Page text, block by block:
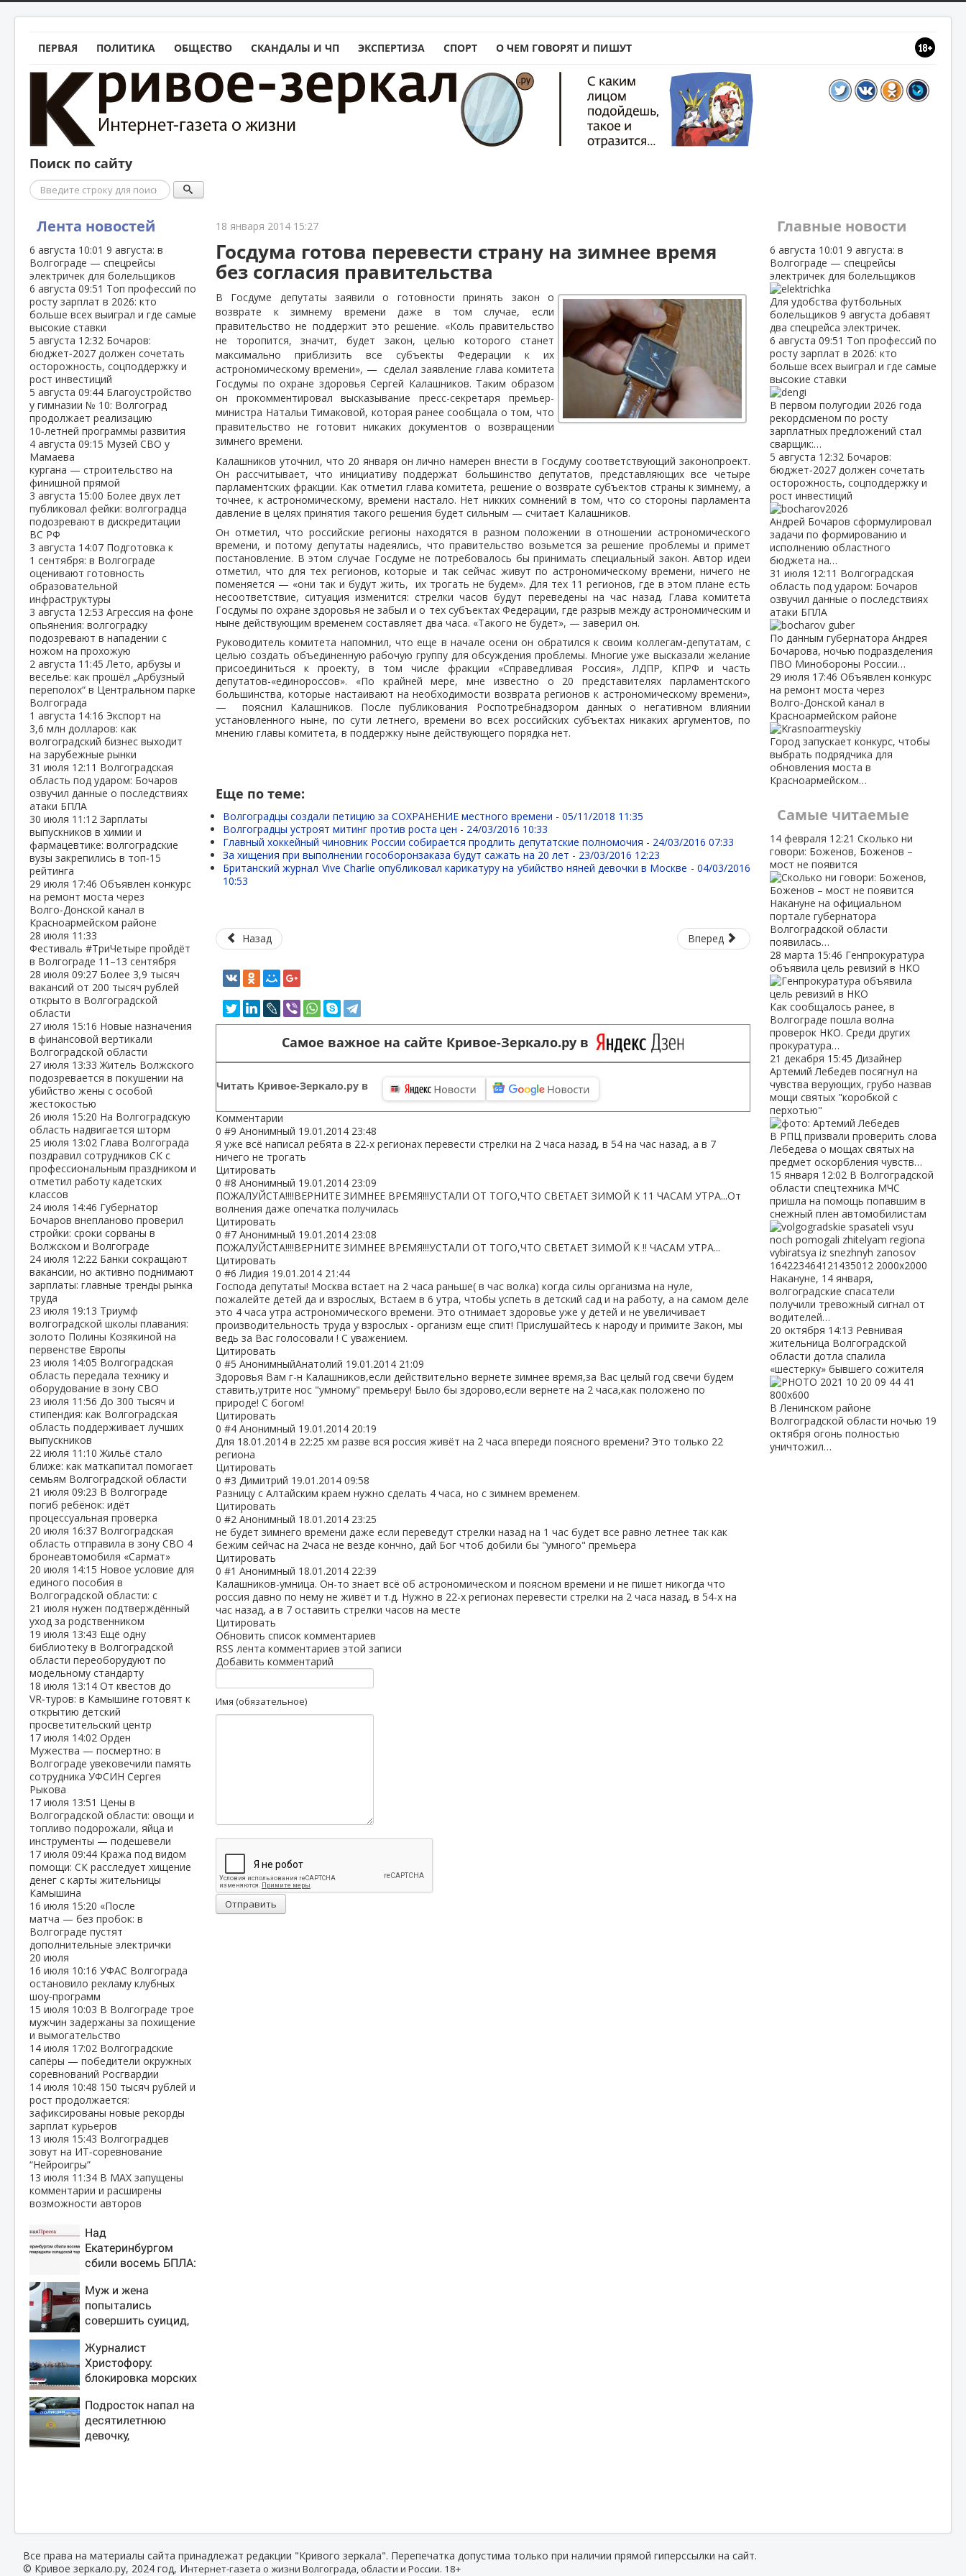
ПЕРВАЯ ПОЛИТИКА ОБЩЕСТВО СКАНДАЛЫ И ЧП ЭКСПЕРТИЗА СПОРТ О ЧЕМ ГОВОРЯТ И ПИШУТ
Поиск по сайту
Поиск
Лента новостей
6 августа 10:01 9 августа: в
Волгограде — спецрейсы
электричек для болельщиков
6 августа 09:51 Топ профессий по
росту зарплат в 2026: кто
больше всех выиграл и где самые
высокие ставки
5 августа 12:32 Бочаров:
бюджет‑2027 должен сочетать
осторожность, соцподдержку и
рост инвестиций
5 августа 09:44 Благоустройство
у гимназии № 10: Волгоград
продолжает реализацию
10‑летней программы развития
4 августа 09:15 Музей СВО у
Мамаева
кургана — строительство на
финишной прямой
3 августа 15:00 Более двух лет
публиковал фейки: волгоградца
подозревают в дискредитации
ВС РФ
3 августа 14:07 Подготовка к
1 сентября: в Волгограде
оценивают готовность
образовательной
инфраструктуры
3 августа 12:53 Агрессия на фоне
опьянения: волгоградку
подозревают в нападении с
ножом на прохожую
2 августа 11:45Лето, арбузы и
веселье: как прошёл „Арбузный
переполох“ в Центральном парке
Волгограда
1 августа 14:16 Экспорт на
3,6 млн долларов: как
волгоградский бизнес выходит
на зарубежные рынки
31 июля 12:11 Волгоградская
область под ударом: Бочаров
озвучил данные о последствиях
атаки БПЛА
30 июля 11:12 Зарплаты
выпускников в химии и
фармацевтике: волгоградские
вузы закрепились в топ‑15
рейтинга
29 июля 17:46 Объявлен конкурс
на ремонт моста через
Волго‑Донской канал в
Красноармейском районе
28 июля 11:33
Фестиваль #ТриЧетыре пройдёт
в Волгограде 11–13 сентября
28 июля 09:27 Более 3,9 тысяч
вакансий от 200 тысяч рублей
открыто в Волгоградской
области
27 июля 15:16 Новые назначения
в финансовой вертикали
Волгоградской области
27 июля 13:33Житель Волжского
подозревается в покушении на
убийство жены с особой
жестокостью
26 июля 15:20 На Волгоградскую
область надвигается шторм
25 июля 13:02 Глава Волгограда
поздравил сотрудников СК с
профессиональным праздником и
отметил работу кадетских
классов
24 июля 14:46 Губернатор
Бочаров внепланово проверил
стройки: сроки сорваны в
Волжском и Волгограде
24 июля 12:22 Банки сокращают
вакансии, но активно поднимают
зарплаты: главные тренды рынка
труда
23 июля 19:13 Триумф
волгоградской школы плавания:
золото Полины Козякиной на
первенстве Европы
23 июля 14:05 Волгоградская
область передала технику и
оборудование в зону СВО
23 июля 11:56 До 300 тысяч и
стипендия: как Волгоградская
область поддерживает лучших
выпускников
22 июля 11:10Жильё стало
ближе: как маткапитал помогает
семьям Волгоградской области
21 июля 09:23 В Волгограде
погиб ребёнок: идёт
процессуальная проверка
20 июля 16:37 Волгоградская
область отправила в зону СВО 4
бронеавтомобиля «Сармат»
20 июля 14:15 Новое условие для
единого пособия в
Волгоградской области: с
21 июля нужен подтверждённый
уход за родственником
19 июля 13:43 Ещё одну
библиотеку в Волгоградской
области переоборудуют по
модельному стандарту
18 июля 13:14 От квестов до
VR‑туров: в Камышине готовят к
открытию детский
просветительский центр
17 июля 14:02 Орден
Мужества — посмертно: в
Волгограде увековечили память
сотрудника УФСИН Сергея
Рыкова
17 июля 13:51 Цены в
Волгоградской области: овощи и
топливо подорожали, яйца и
инструменты — подешевели
17 июля 09:44 Кража под видом
помощи: СК расследует хищение
денег с карты жительницы
Камышина
16 июля 15:20 «После
матча — без пробок: в
Волгограде пустят
дополнительные электрички
20 июля
16 июля 10:16 УФАС Волгограда
остановило рекламу клубных
шоу‑программ
15 июля 10:03 В Волгограде трое
мужчин задержаны за похищение
и вымогательство
14 июля 17:02 Волгоградские
сапёры — победители окружных
соревнований Росгвардии
14 июля 10:48 150 тысяч рублей и
рост продолжается:
зафиксированы новые рекорды
зарплат курьеров
13 июля 15:43 Волгоградцев
зовут на ИТ‑соревнование
“Нейроигры”
13 июля 11:34 В МАХ запущены
комментарии и расширены
возможности авторов
Над
Екатеринбургом
сбили восемь БПЛА:
сотрудников
Wildberries
Муж и жена
попытались
совершить суицид,
оперативные
службы
Журналист
Христофору:
блокировка морских
катастрофа для
Украины
Подросток напал на
десятилетнюю
девочку,
18 января 2014 15:27
Госдума готова перевести страну на зимнее время
без согласия правительства
В Госдуме депутаты заявили о готовности принять закон о
возврате к зимнему времени даже в том случае, если
правительство не поддержит это решение. «Коль правительство
не торопится, значит, будет закон, целью которого станет
максимально приблизить все субъекты Федерации к их
астрономическому времени», — сделал заявление глава комитета
Госдумы по охране здоровья Сергей Калашников. Таким образом
он прокомментировал высказывание пресс-секретаря премьер-
министра Натальи Тимаковой, которая ранее сообщала о том, что
правительство не готовит никаких документов о возвращении
зимнего времени.
Калашников уточнил, что 20 января он лично намерен внести в Госдуму соответствующий законопроект.
Он рассчитывает, что инициативу поддержат большинство депутатов, представляющих все четыре
парламентских фракции. Как отметил глава комитета, решение о возврате субъектов страны к зимнему, а
точнее, к астрономическому, времени настало. Нет никких сомнений в том, что со стороны парламента
давление в целях принятия такого решения будет сильным — считает Калашников.
Он отметил, что российские регионы находятся в разном положении в отношении астрономического
времени, и потому депутаты надеялись, что правительство возьмется за решение проблемы и примет
постановление. В этом случае Госдуме не потребовалось бы принимать специальный закон. Автор идеи
отметил, что для тех регионов, которые и так сейчас живут по астрономическому времени, ничего не
поменяется — «они так и будут жить, их трогать не будем». Для тех 11 регионов, где в этом плане есть
несоответствие, ситуация изменится: стрелки часов будут переведены на час назад. Глава комитета
Госдумы по охране здоровья не забыл и о тех субъектах Федерации, где разрыв между астрономическим и
ныне действующим временем составляет два часа. «Такого не будет», — заверил он.
Руководитель комитета напомнил, что еще в начале осени он обратился к своим коллегам-депутатам, с
целью создать объединенную рабочую группу для обсуждения проблемы. Многие уже высказали желание
присоединиться к проекту, в том числе фракции «Справедливая Россия», ЛДПР, КПРФ и часть
депутатов-«единороссов». «По крайней мере, мне известно о 20 представителях парламентского
большинства, которые настаивают на необходимости возврата регионов к астрономическому времени»,
— пояснил Калашников. После публикования Роспотребнадзором данных о негативном влиянии
установленного ныне, по сути летнего, времени во всех российских субъектах никаких аргументов, по
мнению главы комитета, в поддержку ныне действующего порядка нет.
Еще по теме:
Волгоградцы создали петицию за СОХРАНЕНИЕ местного времени -05/11/2018 11:35
Волгоградцы устроят митинг против роста цен - 24/03/2016 10:33
Главный хоккейный чиновник России собирается продлить депутатские полномочия - 24/03/2016 07:33
За хищения при выполнении гособоронзаказа будут сажать на 20 лет - 23/03/2016 12:23
Британский журнал Vive Charlie опубликовал карикатуру на убийство няней девочки в Москве - 04/03/2016
10:53
Назад Вперед
Самое важное на сайте Кривое-Зеркало.ру в
Читать Кривое-Зеркало.ру в
Комментарии
0 #9 Анонимный 19.01.2014 23:48
Я уже всё написал ребята в 22-х регионах перевести стрелки на 2 часа назад, в 54 на час назад, а в 7
ничего не трогать
Цитировать
0 #8 Анонимный 19.01.2014 23:09
ПОЖАЛУЙСТА!!!!ВЕРНИТЕ ЗИМНЕЕ ВРЕМЯ!!!УСТАЛИ ОТ ТОГО,ЧТО СВЕТАЕТ ЗИМОЙ К 11 ЧАСАМ УТРА...От
волнения даже опечатка получилась
Цитировать
0 #7 Анонимный 19.01.2014 23:08
ПОЖАЛУЙСТА!!!!ВЕРНИТЕ ЗИМНЕЕ ВРЕМЯ!!!УСТАЛИ ОТ ТОГО,ЧТО СВЕТАЕТ ЗИМОЙ К !! ЧАСАМ УТРА...
Цитировать
0 #6 Лидия 19.01.2014 21:44
Господа депутаты! Москва встает на 2 часа раньше( в час волка) когда силы организма на нуле,
пожалейте детей да и взрослых, Встаем в 6 утра, чтобы успеть в детский сад и на работу, а на самом деле
это 4 часа утра астрономического времени. Это отнимает здоровье уже у детей и не увеличивает
производительность труда у взрослых - организм еще спит! Прислушайтесь к народу и примите Закон, мы
ведь за Вас голосовали ! С уважением.
Цитировать
0 #5 АнонимныйАнатолий 19.01.2014 21:09
Здоровья Вам г-н Калашников,если действительно вернете зимнее время,за Вас целый год свечи будем
ставить,утрите нос "умному" премьеру! Было бы здорово,если вернете на 2 часа,как положено по
природе! С богом!
Цитировать
0 #4 Анонимный 19.01.2014 20:19
Для 18.01.2014 в 22:25 хм разве вся россия живёт на 2 часа впереди поясного времени? Это только 22
региона
Цитировать
0 #3 Димитрий 19.01.2014 09:58
Разницу с Алтайским краем нужно сделать 4 часа, но с зимнем временем.
Цитировать
0 #2 Анонимный 18.01.2014 23:25
не будет зимнего времени даже если переведут стрелки назад на 1 час будет все равно летнее так как
бежим сейчас на 2часа не везде кончно, дай Бог чтоб добили бы "умного" премьера
Цитировать
0 #1 Анонимный 18.01.2014 22:39
Калашников-умница. Он-то знает всё об астрономическом и поясном времени и не пишет никогда что
россия давно по нему не живёт и т.д. Нужно в 22-х регионах перевести стрелки на 2 часа назад, в 54-х на
час назад, а в 7 оставить стрелки часов на месте
Цитировать
Обновить список комментариев
RSS лента комментариев этой записи
Добавить комментарий
Имя (обязательное)
Отправить
Главные новости
6 августа 10:01 9 августа: в
Волгограде — спецрейсы
электричек для болельщиков
Для удобства футбольных
болельщиков 9 августа добавят
два спецрейса электричек.
6 августа 09:51 Топ профессий по
росту зарплат в 2026: кто
больше всех выиграл и где самые
высокие ставки
В первом полугодии 2026 года
рекордсменом по росту
зарплатных предложений стал
сварщик:…
5 августа 12:32 Бочаров:
бюджет‑2027 должен сочетать
осторожность, соцподдержку и
рост инвестиций
Андрей Бочаров сформулировал
задачи по формированию и
исполнению областного
бюджета на…
31 июля 12:11 Волгоградская
область под ударом: Бочаров
озвучил данные о последствиях
атаки БПЛА
По данным губернатора Андрея
Бочарова, ночью подразделения
ПВО Минобороны России…
29 июля 17:46 Объявлен конкурс
на ремонт моста через
Волго‑Донской канал в
Красноармейском районе
Город запускает конкурс, чтобы
выбрать подрядчика для
обновления моста в
Красноармейском…
Самые читаемые
14 февраля 12:21 Сколько ни
говори: Боженов, Боженов –
мост не появится
Накануне на официальном
портале губернатора
Волгоградской области
появилась…
28 марта 15:46 Генпрокуратура
объявила цель ревизий в НКО
Как сообщалось ранее, в
Волгограде пошла волна
проверок НКО. Среди других
прокуратура…
21 декабря 15:45 Дизайнер
Артемий Лебедев посягнул на
чувства верующих, грубо назвав
мощи святых "коробкой с
перхотью"
В РПЦ призвали проверить слова
Лебедева о мощах святых на
предмет оскорбления чувств…
15 января 12:02 В Волгоградской
области спецтехника МЧС
пришла на помощь попавшим в
снежный плен автомобилистам
Накануне, 14 января,
волгоградские спасатели
получили тревожный сигнал от
водителей…
20 октября 14:13 Ревнивая
жительница Волгоградской
области дотла спалила
«шестерку» бывшего сожителя
В Ленинском районе
Волгоградской области ночью 19
октября огонь полностью
уничтожил…
Все права на материалы сайта принадлежат редакции "Кривого зеркала". Перепечатка допустима только при наличии прямой гиперссылки на сайт.
© Кривое зеркало.ру, 2024 год, Интернет-газета о жизни Волгограда, области и России. 18+